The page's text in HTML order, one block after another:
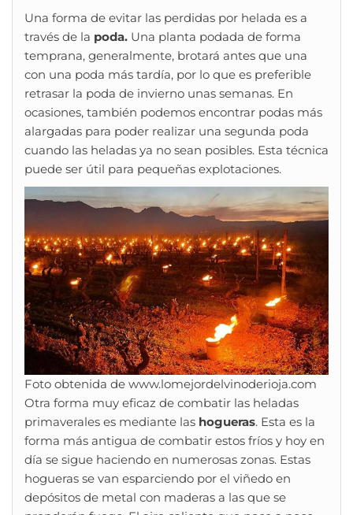
Una forma de evitar las perdidas por helada es a
través de la poda. Una planta podada de forma
temprana, generalmente, brotará antes que una
con una poda más tardía, por lo que es preferible
retrasar la poda de invierno unas semanas. En
ocasiones, también podemos encontrar podas más
alargadas para poder realizar una segunda poda
cuando las heladas ya no sean posibles. Esta técnica
puede ser útil para pequeñas explotaciones.
Foto obtenida de www.lomejordelvinoderioja.com
Otra forma muy eficaz de combatir las heladas
primaverales es mediante las hogueras. Esta es la
forma más antigua de combatir estos fríos y hoy en
día se sigue haciendo en numerosas zonas. Estas
hogueras se van esparciendo por el viñedo en
depósitos de metal con maderas a las que se